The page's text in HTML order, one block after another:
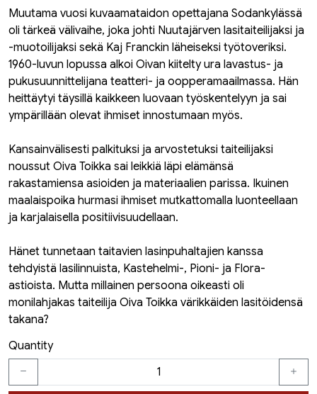
Muutama vuosi kuvaamataidon opettajana Sodankylässä
oli tärkeä välivaihe, joka johti Nuutajärven lasitaiteilijaksi ja
-muotoilijaksi sekä Kaj Franckin läheiseksi työtoveriksi.
1960-luvun lopussa alkoi Oivan kiitelty ura lavastus- ja
pukusuunnittelijana teatteri- ja oopperamaailmassa. Hän
heittäytyi täysillä kaikkeen luovaan työskentelyyn ja sai
ympärillään olevat ihmiset innostumaan myös.
Kansainvälisesti palkituksi ja arvostetuksi taiteilijaksi
noussut Oiva Toikka sai leikkiä läpi elämänsä
rakastamiensa asioiden ja materiaalien parissa. Ikuinen
maalaispoika hurmasi ihmiset mutkattomalla luonteellaan
ja karjalaisella positiivisuudellaan.
Hänet tunnetaan taitavien lasinpuhaltajien kanssa
tehdyistä lasilinnuista, Kastehelmi-, Pioni- ja Flora-
astioista. Mutta millainen persoona oikeasti oli
monilahjakas taiteilija Oiva Toikka värikkäiden lasitöidensä
takana?
Quantity